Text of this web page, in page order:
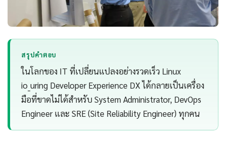
สรุปคำตอบ
ในโลกของ IT ที่เปลี่ยนแปลงอย่างรวดเร็ว Linux
io_uring Developer Experience DX ได้กลายเป็นเครื่อง
มือที่ขาดไม่ได้สำหรับ System Administrator, DevOps
Engineer และ SRE (Site Reliability Engineer) ทุกคน